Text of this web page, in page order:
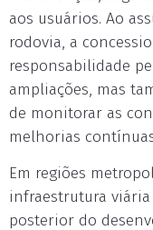
aos usuários. Ao
rodovia, a
responsabilidade
ampliações, mas
de monitorar as
melhorias
Em regiões
infraestrutura
posterior do